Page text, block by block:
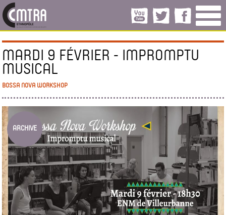
MARDI 9 FÉVRIER - IMPROMPTU
MUSICAL
BOSSA NOVA WORKSHOP
ARCHIVE